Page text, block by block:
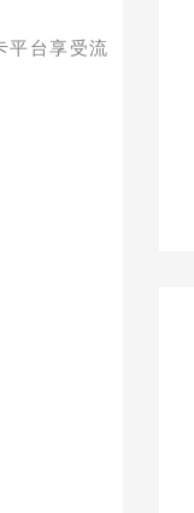
平台享受流